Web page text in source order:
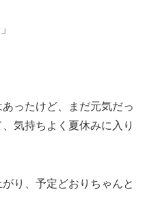
ったけど、まだ元気だっ
気持ちよく夏休みに入り
り、予定どおりちゃんと